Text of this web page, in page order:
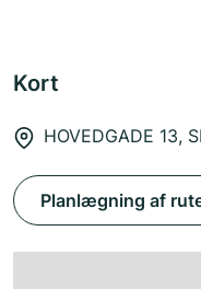
Kort
HOVEDGADE 13,
Planlægning af